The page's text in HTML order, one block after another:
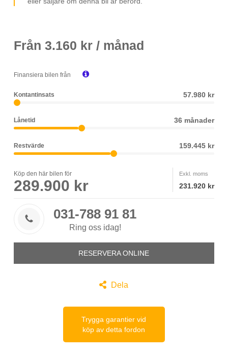
Från 3.160 kr / månad
Finansiera bilen från 
Kontantinsats 57.980 kr
Lånetid 36 månader
Restvärde 159.445 kr
Köp den här bilen för
289.900 kr
Exkl. moms
231.920 kr
 031-788 91 81
Ring oss idag!
RESERVERA ONLINE
 Dela
Trygga garantier vid
köp av detta fordon